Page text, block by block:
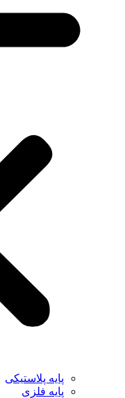
پایه پلاستیکی
پایه فلزی